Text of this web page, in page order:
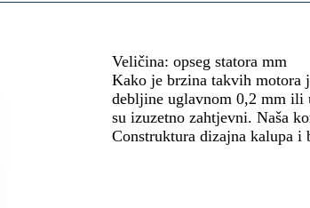
Veličina: opseg statora mm
Kako je brzina takvih motora
debljine uglavnom 0,2 mm ili
su izuzetno zahtjevni. Naša
Construktura dizajna kalupa i